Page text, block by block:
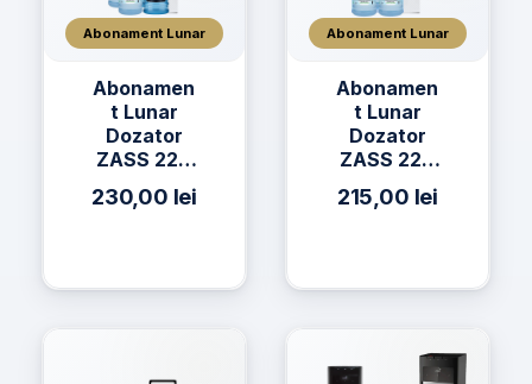
Abonament Lunar
Abonamen
t Lunar
Dozator
ZASS 22C
h2on 19L +
230,00 lei
Abonament Lunar
Abonamen
t Lunar
Dozator
ZASS 22C
AQUAVIA
215,00 lei